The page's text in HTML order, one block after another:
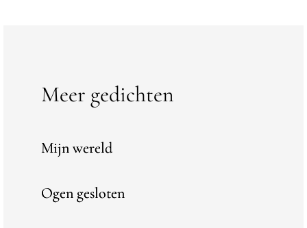
Meer gedichten
Mijn wereld
Ogen gesloten